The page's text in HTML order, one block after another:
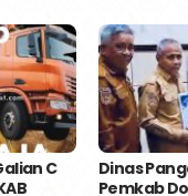
C
Dinas
Pemkab